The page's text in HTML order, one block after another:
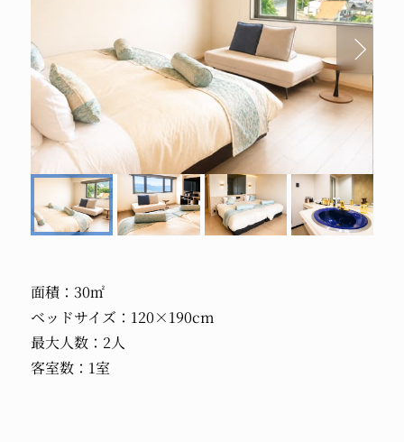
面積：30㎡
ベッドサイズ：120×190cm
最大人数：2人
客室数：1室